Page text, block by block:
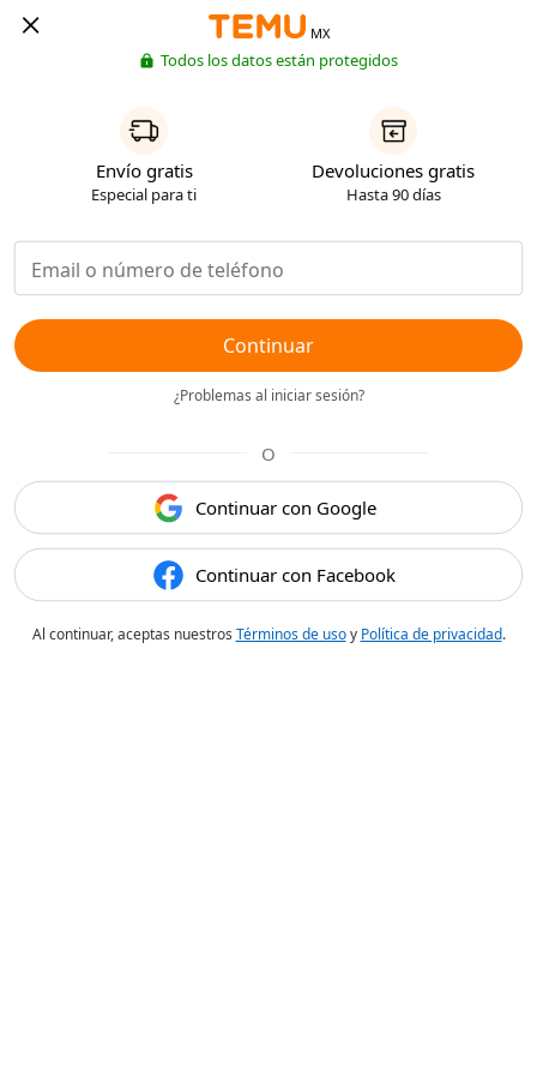
MX
Todos los datos están protegidos
Envío gratis
Especial para ti
Devoluciones gratis
Hasta 90 días
Continuar
¿Problemas al iniciar sesión?
O
Continuar con Google
Continuar con Facebook
Al continuar, aceptas nuestros Términos de usoy Política de privacidad.